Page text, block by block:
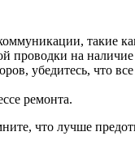
такие
проводки на
убедитесь, что
ремонта.
что лучше